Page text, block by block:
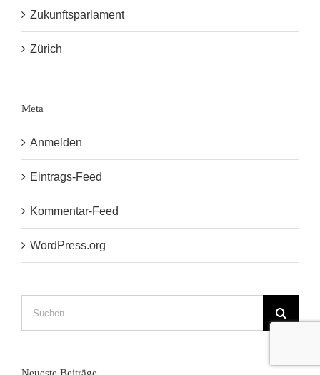
Zukunftsparlament
Zürich
Meta
Anmelden
Eintrags-Feed
Kommentar-Feed
WordPress.org